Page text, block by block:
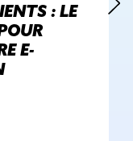
: LE
E-